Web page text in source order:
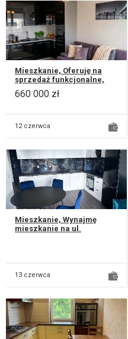
Mieszkanie, Oferuję na
sprzedaż funkcjonalne,
przestronne i bardzo
zadbane mieszkanie o
660 000 zł
12 czerwca
Mieszkanie, Wynajmę
mieszkanie na ul.
13 czerwca